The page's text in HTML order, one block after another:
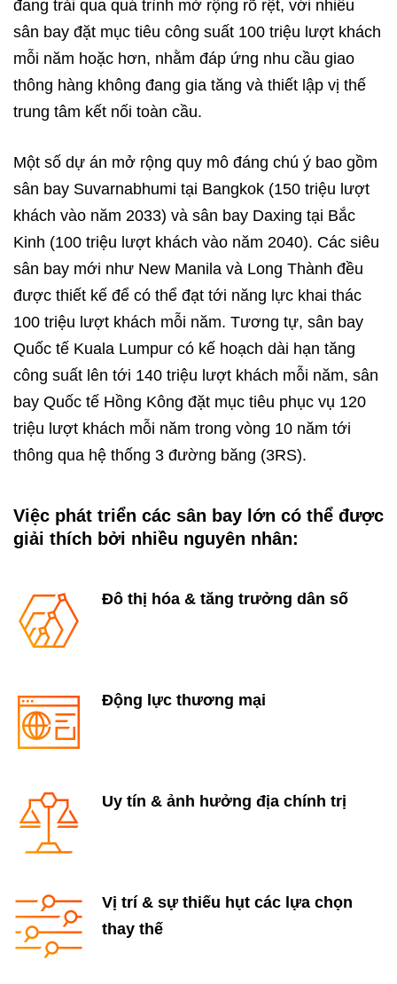
đang trải qua quá trình mở rộng rõ rệt, với nhiều
sân bay đặt mục tiêu công suất 100 triệu lượt khách
mỗi năm hoặc hơn, nhằm đáp ứng nhu cầu giao
thông hàng không đang gia tăng và thiết lập vị thế
trung tâm kết nối toàn cầu.
Một số dự án mở rộng quy mô đáng chú ý bao gồm
sân bay Suvarnabhumi tại Bangkok (150 triệu lượt
khách vào năm 2033) và sân bay Daxing tại Bắc
Kinh (100 triệu lượt khách vào năm 2040). Các siêu
sân bay mới như New Manila và Long Thành đều
được thiết kế để có thể đạt tới năng lực khai thác
100 triệu lượt khách mỗi năm. Tương tự, sân bay
Quốc tế Kuala Lumpur có kế hoạch dài hạn tăng
công suất lên tới 140 triệu lượt khách mỗi năm, sân
bay Quốc tế Hồng Kông đặt mục tiêu phục vụ 120
triệu lượt khách mỗi năm trong vòng 10 năm tới
thông qua hệ thống 3 đường băng (3RS).
Việc phát triển các sân bay lớn có thể được
giải thích bởi nhiều nguyên nhân:​
Đô thị hóa & tăng trưởng dân số
Động lực thương mại
Uy tín & ảnh hưởng địa chính trị
Vị trí & sự thiếu hụt các lựa chọn
thay thế